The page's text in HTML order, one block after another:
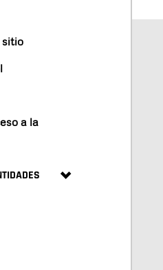
sitio
a la